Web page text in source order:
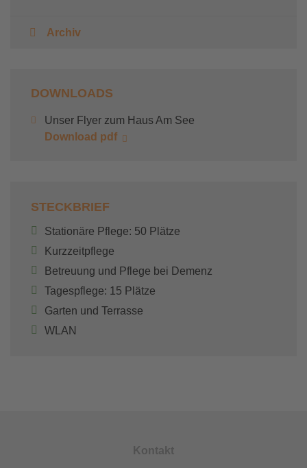
Archiv
DOWNLOADS
Unser Flyer zum Haus Am See
Download pdf
STECKBRIEF
Stationäre Pflege: 50 Plätze
Kurzzeitpflege
Betreuung und Pflege bei Demenz
Tagespflege: 15 Plätze
Garten und Terrasse
WLAN
Kontakt